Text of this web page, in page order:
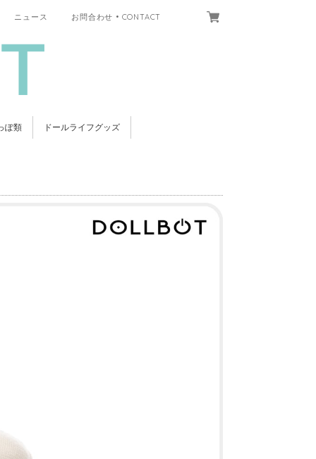
ニュース お問合わせ • CONTACT
ぽ類 ドールライフグッズ